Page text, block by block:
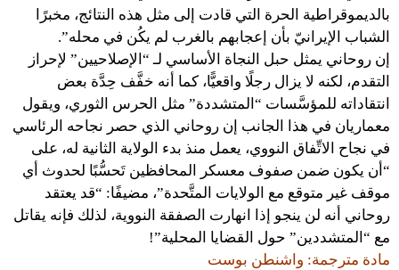
بالديموقراطية الحرة التي قادت إلى مثل هذه النتائج، مخبرًا
الشباب الإيرانيّ بأن إعجابهم بالغرب لم يكُن في محله”.
إن روحاني يمثل حبل النجاة الأساسي لـ “الإصلاحيين” لإحراز
التقدم، لكنه لا يزال رجلًا واقعيًّا، كما أنه خفَّف حِدَّة بعض
انتقاداته للمؤسَّسات “المتشددة” مثل الحرس الثوري، ويقول
معماريان في هذا الجانب إن روحاني الذي حصر نجاحه الرئاسي
في نجاح الاتِّفاق النووي، يعمل منذ بدء الولاية الثانية له، على
“أن يكون ضمن صفوف معسكر المحافظين تَحسُّبًا لحدوث أي
موقف غير متوقع مع الولايات المتَّحدة”، مضيفًا: “قد يعتقد
روحاني أنه لن ينجو إذا انهارت الصفقة النووية، لذلك فإنه يقاتل
مع “المتشددين” حول القضايا المحلية”!
مادة مترجمة: واشنطن بوست